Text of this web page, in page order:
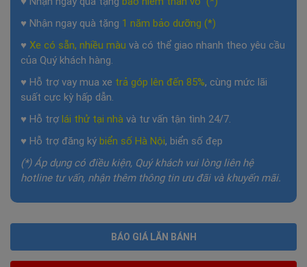
♥ Nhận ngay quà tặng 1 năm bảo dưỡng (*)
♥ Xe có sẵn, nhiều màu và có thể giao nhanh theo yêu cầu
của Quý khách hàng.
♥ Hỗ trợ vay mua xe trả góp lên đến 85%, cùng mức lãi
suất cực kỳ hấp dẫn.
♥ Hỗ trợ lái thử tại nhà và tư vấn tận tình 24/7.
♥ Hỗ trợ đăng ký biển số Hà Nội, biển số đẹp
(*) Áp dụng có điều kiện, Quý khách vui lòng liên hệ
hotline tư vấn, nhận thêm thông tin ưu đãi và khuyến mãi.
BÁO GIÁ LĂN BÁNH